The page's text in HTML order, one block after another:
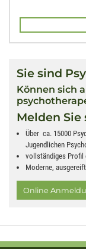
Sie sind
Können sich
Melden Sie
Über ca. 15000
Jugendlichen
vollständiges Profil
Moderne,
Online